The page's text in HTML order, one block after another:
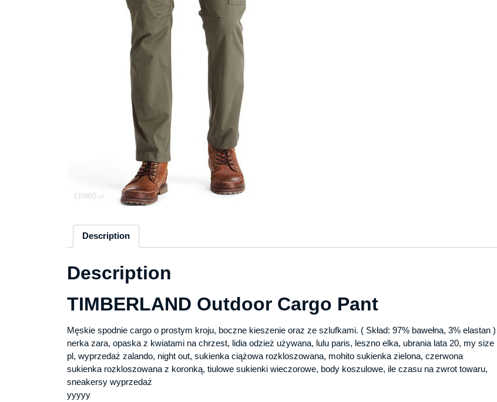
Description
Description
TIMBERLAND Outdoor Cargo Pant
Męskie spodnie cargo o prostym kroju, boczne kieszenie oraz ze szlufkami. ( Skład: 97% bawełna, 3% elastan )
nerka zara, opaska z kwiatami na chrzest, lidia odzież używana, lulu paris, leszno elka, ubrania lata 20, my size
pl, wyprzedaż zalando, night out, sukienka ciążowa rozkloszowana, mohito sukienka zielona, czerwona
sukienka rozkloszowana z koronką, tiulowe sukienki wieczorowe, body koszulowe, ile czasu na zwrot towaru,
sneakersy wyprzedaż
yyyyy